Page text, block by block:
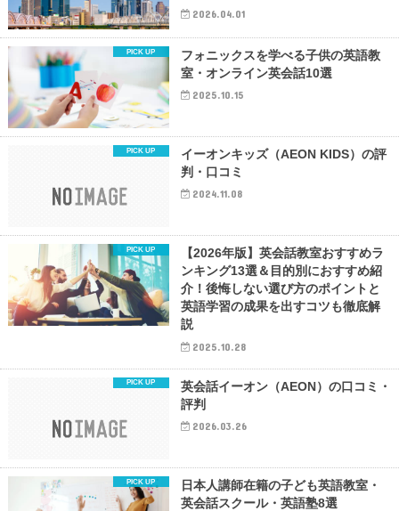
2026.04.01
フォニックスを学べる子供の英語教
室・オンライン英会話10選
2025.10.15
イーオンキッズ（AEON KIDS）の評
判・口コミ
2024.11.08
【2026年版】英会話教室おすすめラ
ンキング13選＆目的別におすすめ紹
介！後悔しない選び方のポイントと
英語学習の成果を出すコツも徹底解
説
2025.10.28
英会話イーオン（AEON）の口コミ・
評判
2026.03.26
日本人講師在籍の子ども英語教室・
英会話スクール・英語塾8選